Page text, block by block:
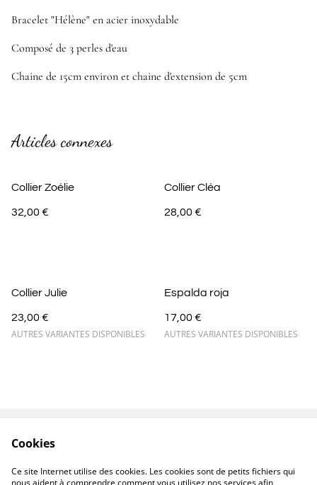
Bracelet "Hélène" en acier inoxydable
Composé de 3 perles d'eau
Chaine de 15cm environ et chaine d'extension de 5cm
Articles connexes
Collier Zoélie
32,00 €
Collier Cléa
28,00 €
Collier Julie
23,00 €
AUTRES VARIANTES DISPONIBLES
Espalda roja
17,00 €
AUTRES VARIANTES DISPONIBLES
confidentialité
Cookies
Ce site Internet utilise des cookies. Les cookies sont de petits fichiers qui
nous aident à comprendre comment vous utilisez nos services afin